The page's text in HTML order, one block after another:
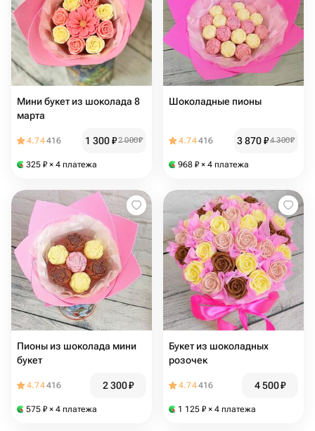
Мини букет из шоколада 8
марта
4.74416 1 300₽2 000₽
325 ₽ × 4 платежа
Шоколадные пионы
4.74416 3 870₽4 300₽
968 ₽ × 4 платежа
Пионы из шоколада мини
букет
4.74416 2 300₽
575 ₽ × 4 платежа
Букет из шоколадных
розочек
4.74416 4 500₽
1 125 ₽ × 4 платежа